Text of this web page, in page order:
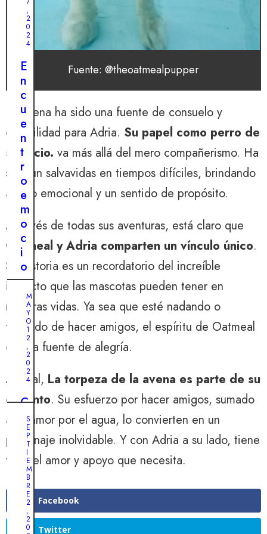
Fuente: @theoatmealpupper
La avena ha sido una fuente de consuelo y
estabilidad para Adria. Su papel como perro de
servicio. va más allá del mero compañerismo. Ha
sido un salvavidas en tiempos difíciles, brindando
apoyo emocional y un sentido de propósito.
A través de todas sus aventuras, está claro que
Oatmeal y Adria comparten un vínculo único.
Su historia es un recordatorio del increíble
impacto que las mascotas pueden tener en
nuestras vidas. Ya sea que esté nadando o
tratando de hacer amigos, el espíritu de Oatmeal
es una fuente de alegría.
Al final, La torpeza de la avena es parte de su
encanto. Su esfuerzo por hacer amigos, sumado
a su amor por el agua, lo convierten en un
personaje inolvidable. Y con Adria a su lado, tiene
todo el amor y apoyo que necesita.
Facebook
Twitter
,
2
0
2
4
L
a
a
n
g
u
s
t
i
a
d
e
t
r
á
s
e
d
e
N
o
,
2
0
2
4
E
n
c
u
e
n
t
r
o
e
m
o
c
i
o
n
e
n
u
n
a
o
o
M
A
Y
O
1
2
,
2
0
2
4
C
o
o
e
S
E
P
T
I
E
M
B
R
E
2
,
2
0